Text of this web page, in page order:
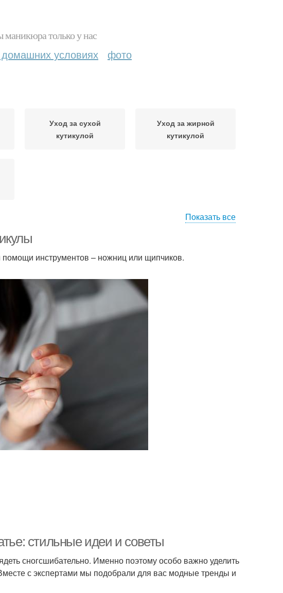
маникюра только у нас
условиях фото
Уход за сухой
кутикулой
Уход за жирной
кутикулой
Показать все
помощи инструментов – ножниц или щипчиков.
стильные идеи и советы
сногсшибательно. Именно поэтому особо важно уделить
с экспертами мы подобрали для вас модные тренды и